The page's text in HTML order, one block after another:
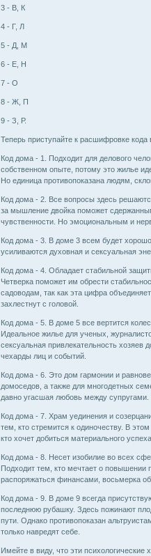
3 - В, К
4 - Г, Л
5 - Д, М
6 - Е, Н
7 - О
8 - Ж, П
9 - З, Р.
Теперь приступайте к расшифровке
Код дома - 1. Подходит для делового
собственном опыте, потому это жилье
Но единица противопоказана людям,
Код дома - 2. Все вопросы здесь
за мышление двойка поможет
чувственности. Но эмоциональным и
Код дома - 3. В доме 3 всем будет
усиливаются духовная и сексуальная
Код дома - 4. Обладает стабильной
Четверка поможет им обрести
садоводам, так как эта цифра
захлестнут с головой.
Код дома - 5. В доме 5 все вертится
Идеальное жилье для ученых,
сексуальная привлекательность
чехарды лиц и событий.
Код дома - 6. Это дом гармонии и
домоседов, а также для многодетных
давно угасшая любовь между супругами.
Код дома - 7. Храм уединения и
тем, кто стремится к одиночеству. В
кто хочет добиться материального
Код дома - 8. Несет изобилие во всех
Подходит тем, кто мечтает о
распоряжаться финансами, восьмерка
Код дома - 9. В доме 9 всегда
последнюю рубашку. Здесь пожинают
пути. Однако противопоказан
только навредят себе.
Имейте в виду, что эти